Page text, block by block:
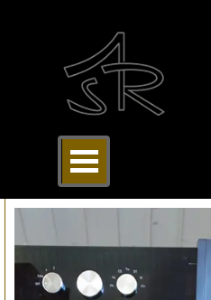
Menü überspringen